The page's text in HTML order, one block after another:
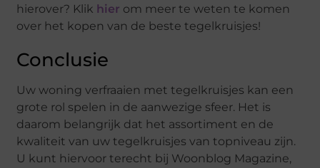
hierover? Klik hier om meer te weten te komen
over het kopen van de beste tegelkruisjes!
Conclusie
Uw woning verfraaien met tegelkruisjes kan een
grote rol spelen in de aanwezige sfeer. Het is
daarom belangrijk dat het assortiment en de
kwaliteit van uw tegelkruisjes van topniveau zijn.
U kunt hiervoor terecht bij Woonblog Magazine,